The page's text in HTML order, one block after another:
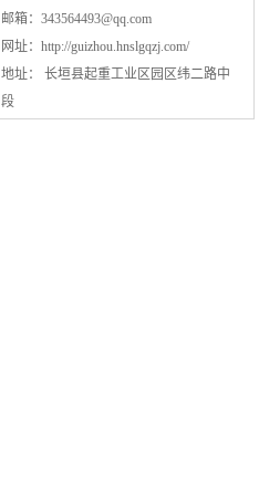
邮箱： 343564493@qq.com
网址： http://guizhou.hnslgqzj.com/
地址： 长垣县起重工业区园区纬二路中
段